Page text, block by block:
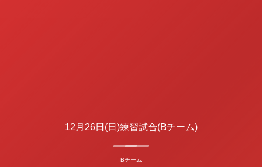
12月26日(日)練習試合(Bチーム)
Bチーム